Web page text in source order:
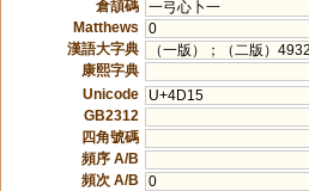
倉頡碼 一弓心卜一
Matthews
0
漢語大字典
（一版）；（二版）
康熙字典
Unicode
U+4D15
GB2312
四角號碼
頻序 A/B
頻次 A/B
0